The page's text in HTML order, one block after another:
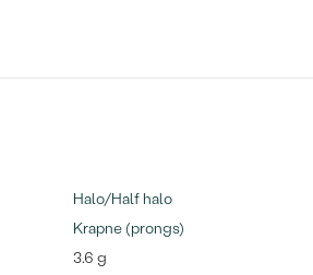
PREZRIEŤHalo/Half halo
Krapne (prongs)
3.6 g